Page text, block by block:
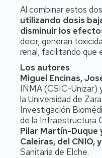
Al combinar estos
utilizando dosis
disminuir los
decir, generan
renal, facilitando que
Los autores
Miguel Encinas,
INMA (CSIC-Unizar)
la Universidad de
Investigación
de la Infraestructura
Pilar Martín-Duque
Caleiras, del CNIO,
Sanitaria de Elche.